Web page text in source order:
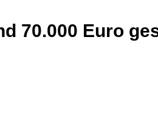
70.000 Euro